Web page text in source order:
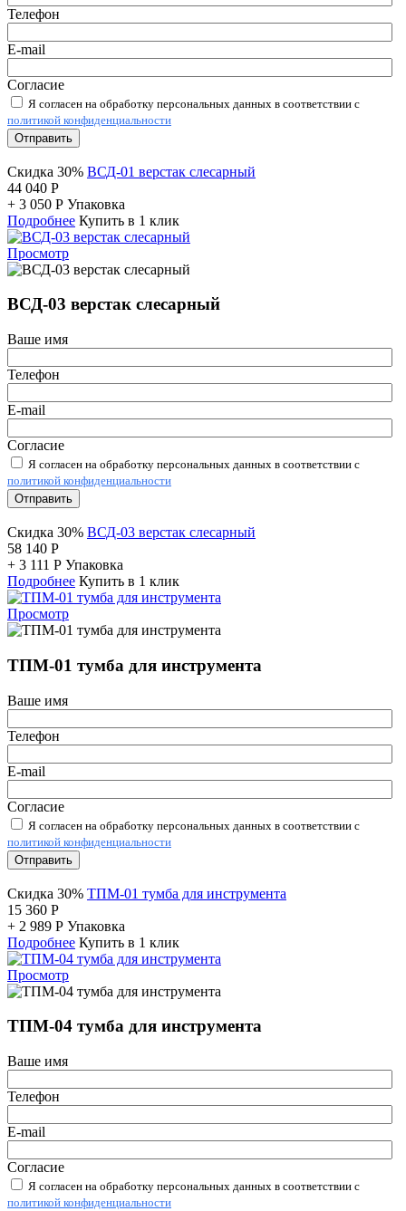
Телефон
E-mail
Согласие
Я согласен на обработку персональных данных в соответствии с
политикой конфиденциальности
Отправить
Скидка 30% ВСД-01 верстак слесарный
44 040 Р
+ 3 050 Р Упаковка
Подробнее Купить в 1 клик
Просмотр
ВСД-03 верстак слесарный
Ваше имя
Телефон
E-mail
Согласие
Я согласен на обработку персональных данных в соответствии с
политикой конфиденциальности
Отправить
Скидка 30% ВСД-03 верстак слесарный
58 140 Р
+ 3 111 Р Упаковка
Подробнее Купить в 1 клик
Просмотр
ТПМ-01 тумба для инструмента
Ваше имя
Телефон
E-mail
Согласие
Я согласен на обработку персональных данных в соответствии с
политикой конфиденциальности
Отправить
Скидка 30% ТПМ-01 тумба для инструмента
15 360 Р
+ 2 989 Р Упаковка
Подробнее Купить в 1 клик
Просмотр
ТПМ-04 тумба для инструмента
Ваше имя
Телефон
E-mail
Согласие
Я согласен на обработку персональных данных в соответствии с
политикой конфиденциальности